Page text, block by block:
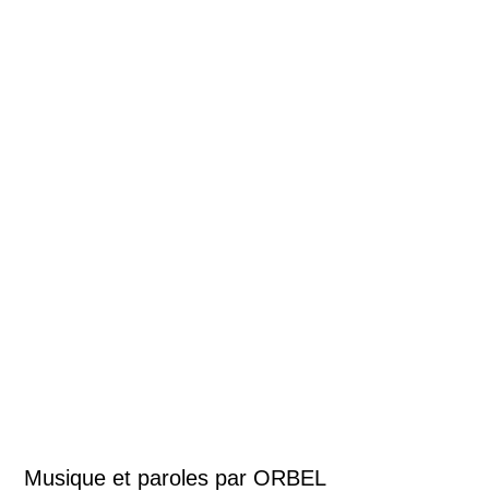
Musique et paroles par ORBEL